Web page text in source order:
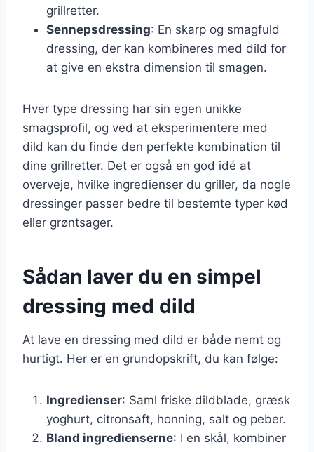
grillretter.
Sennepsdressing: En skarp og smagfuld
dressing, der kan kombineres med dild for
at give en ekstra dimension til smagen.
Hver type dressing har sin egen unikke
smagsprofil, og ved at eksperimentere med
dild kan du finde den perfekte kombination til
dine grillretter. Det er også en god idé at
overveje, hvilke ingredienser du griller, da nogle
dressinger passer bedre til bestemte typer kød
eller grøntsager.
Sådan laver du en simpel
dressing med dild
At lave en dressing med dild er både nemt og
hurtigt. Her er en grundopskrift, du kan følge:
Ingredienser: Saml friske dildblade, græsk
yoghurt, citronsaft, honning, salt og peber.
Bland ingredienserne: I en skål, kombiner